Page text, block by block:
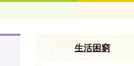
生活困窮